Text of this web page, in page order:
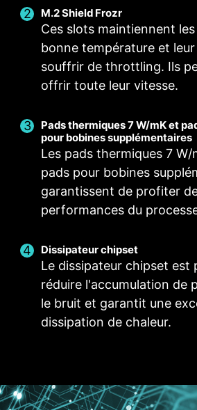
d'alimentation est une
MSI. Cette conception
supprimer les interférences
(EMI) générées par les phases
aide à conduire efficacement
plan de cuivre disposant des
M.2 Shield Frozr
Ces slots maintiennent les
bonne température et
souffrir de throttling. Ils
offrir toute leur vitesse.
Pads thermiques 7 W/mK et
pour bobines supplémentaires
Les pads thermiques 7 W/
pads pour bobines
garantissent de profiter
performances du
Dissipateur chipset
Le dissipateur chipset est
réduire l'accumulation de
le bruit et garantit une
dissipation de chaleur.
POUR DISSIPATEUR
DU PROCESSEUR
Profils
Enregistrez jusqu'à cinq profils
plusieurs types
Ventilateur intelligent et
Ventilateur
Permet aux utilisateurs de
température à l'aide des
cet effet.
Permet aux utilisateurs
manuellement la
pourcentage
Scénarios
Suivre le mode de
Ajustez les paramètres du
fonction du mode sélectionné
utilisateur.
Ajustez les paramètres du
BIOS.
Personnalisation par
Personnalisez les paramètres
fonction de vos